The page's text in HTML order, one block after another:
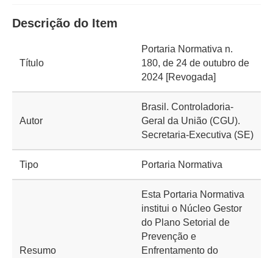
Descrição do Item
Título
Portaria Normativa n.
180, de 24 de outubro de
2024 [Revogada]
Autor
Brasil. Controladoria-
Geral da União (CGU).
Secretaria-Executiva (SE)
Tipo Portaria Normativa
Resumo
Esta Portaria Normativa
institui o Núcleo Gestor
do Plano Setorial de
Prevenção e
Enfrentamento do